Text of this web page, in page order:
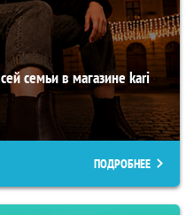
семьи в магазине kari
ПОДРОБНЕЕ